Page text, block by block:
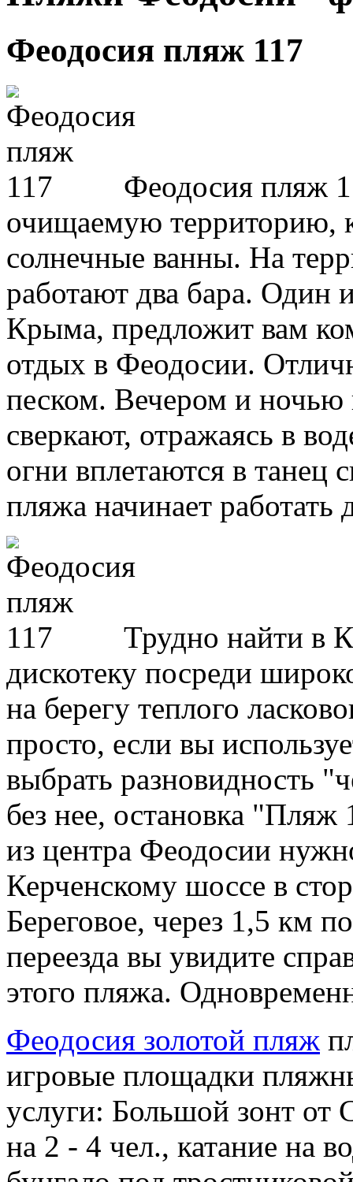
Феодосия пляж 117
Феодосия пляж
очищаемую территорию,
солнечные ванны. На
работают два бара. Один
Крыма, предложит вам
отдых в Феодосии.
песком. Вечером и
сверкают, отражаясь в
огни вплетаются в танец
пляжа начинает работать
Трудно найти в
дискотеку посреди
на берегу теплого
просто, если вы
выбрать разновидность
без нее, остановка
из центра Феодосии
Керченскому шоссе в
Береговое, через 1,5 км
переезда вы увидите
этого пляжа.
Феодосия золотой пляж
игровые площадки
услуги: Большой зонт от
на 2 - 4 чел., катание на